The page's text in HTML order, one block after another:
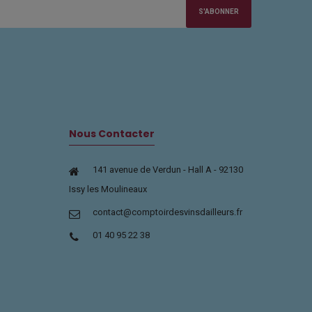
S'ABONNER
Nous Contacter
141 avenue de Verdun - Hall A - 92130
Issy les Moulineaux
contact@comptoirdesvinsdailleurs.fr
01 40 95 22 38